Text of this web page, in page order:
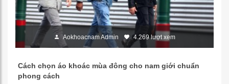
Aokhoacnam Admin 4.269 lượt xem
Cách chọn áo khoác mùa đông cho nam giới chuẩn
phong cách